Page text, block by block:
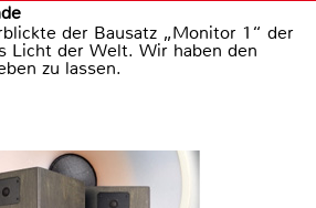
der Bausatz „Monitor 1“ der
Licht der Welt. Wir haben den
zu lassen.